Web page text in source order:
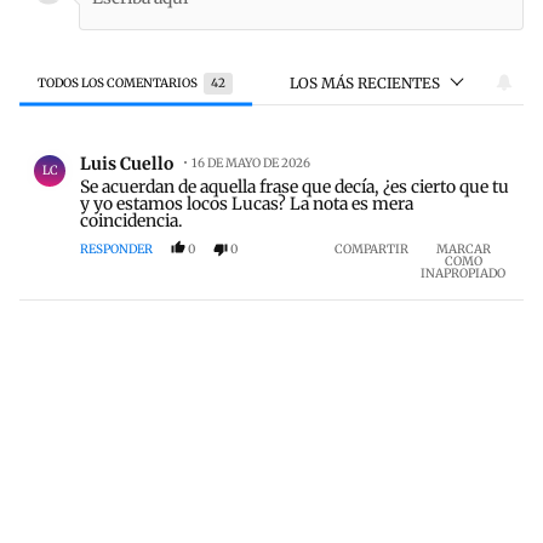
TODOS LOS COMENTARIOS 42 LOS MÁS RECIENTES
Todos los comentarios
LC Luis Cuello 16 DE MAYO DE 2026
Se acuerdan de aquella frase que decía, ¿es cierto que tu
y yo estamos locos Lucas? La nota es mera
coincidencia.
RESPONDER 0 0 COMPARTIR MARCAR
COMO
INAPROPIADO